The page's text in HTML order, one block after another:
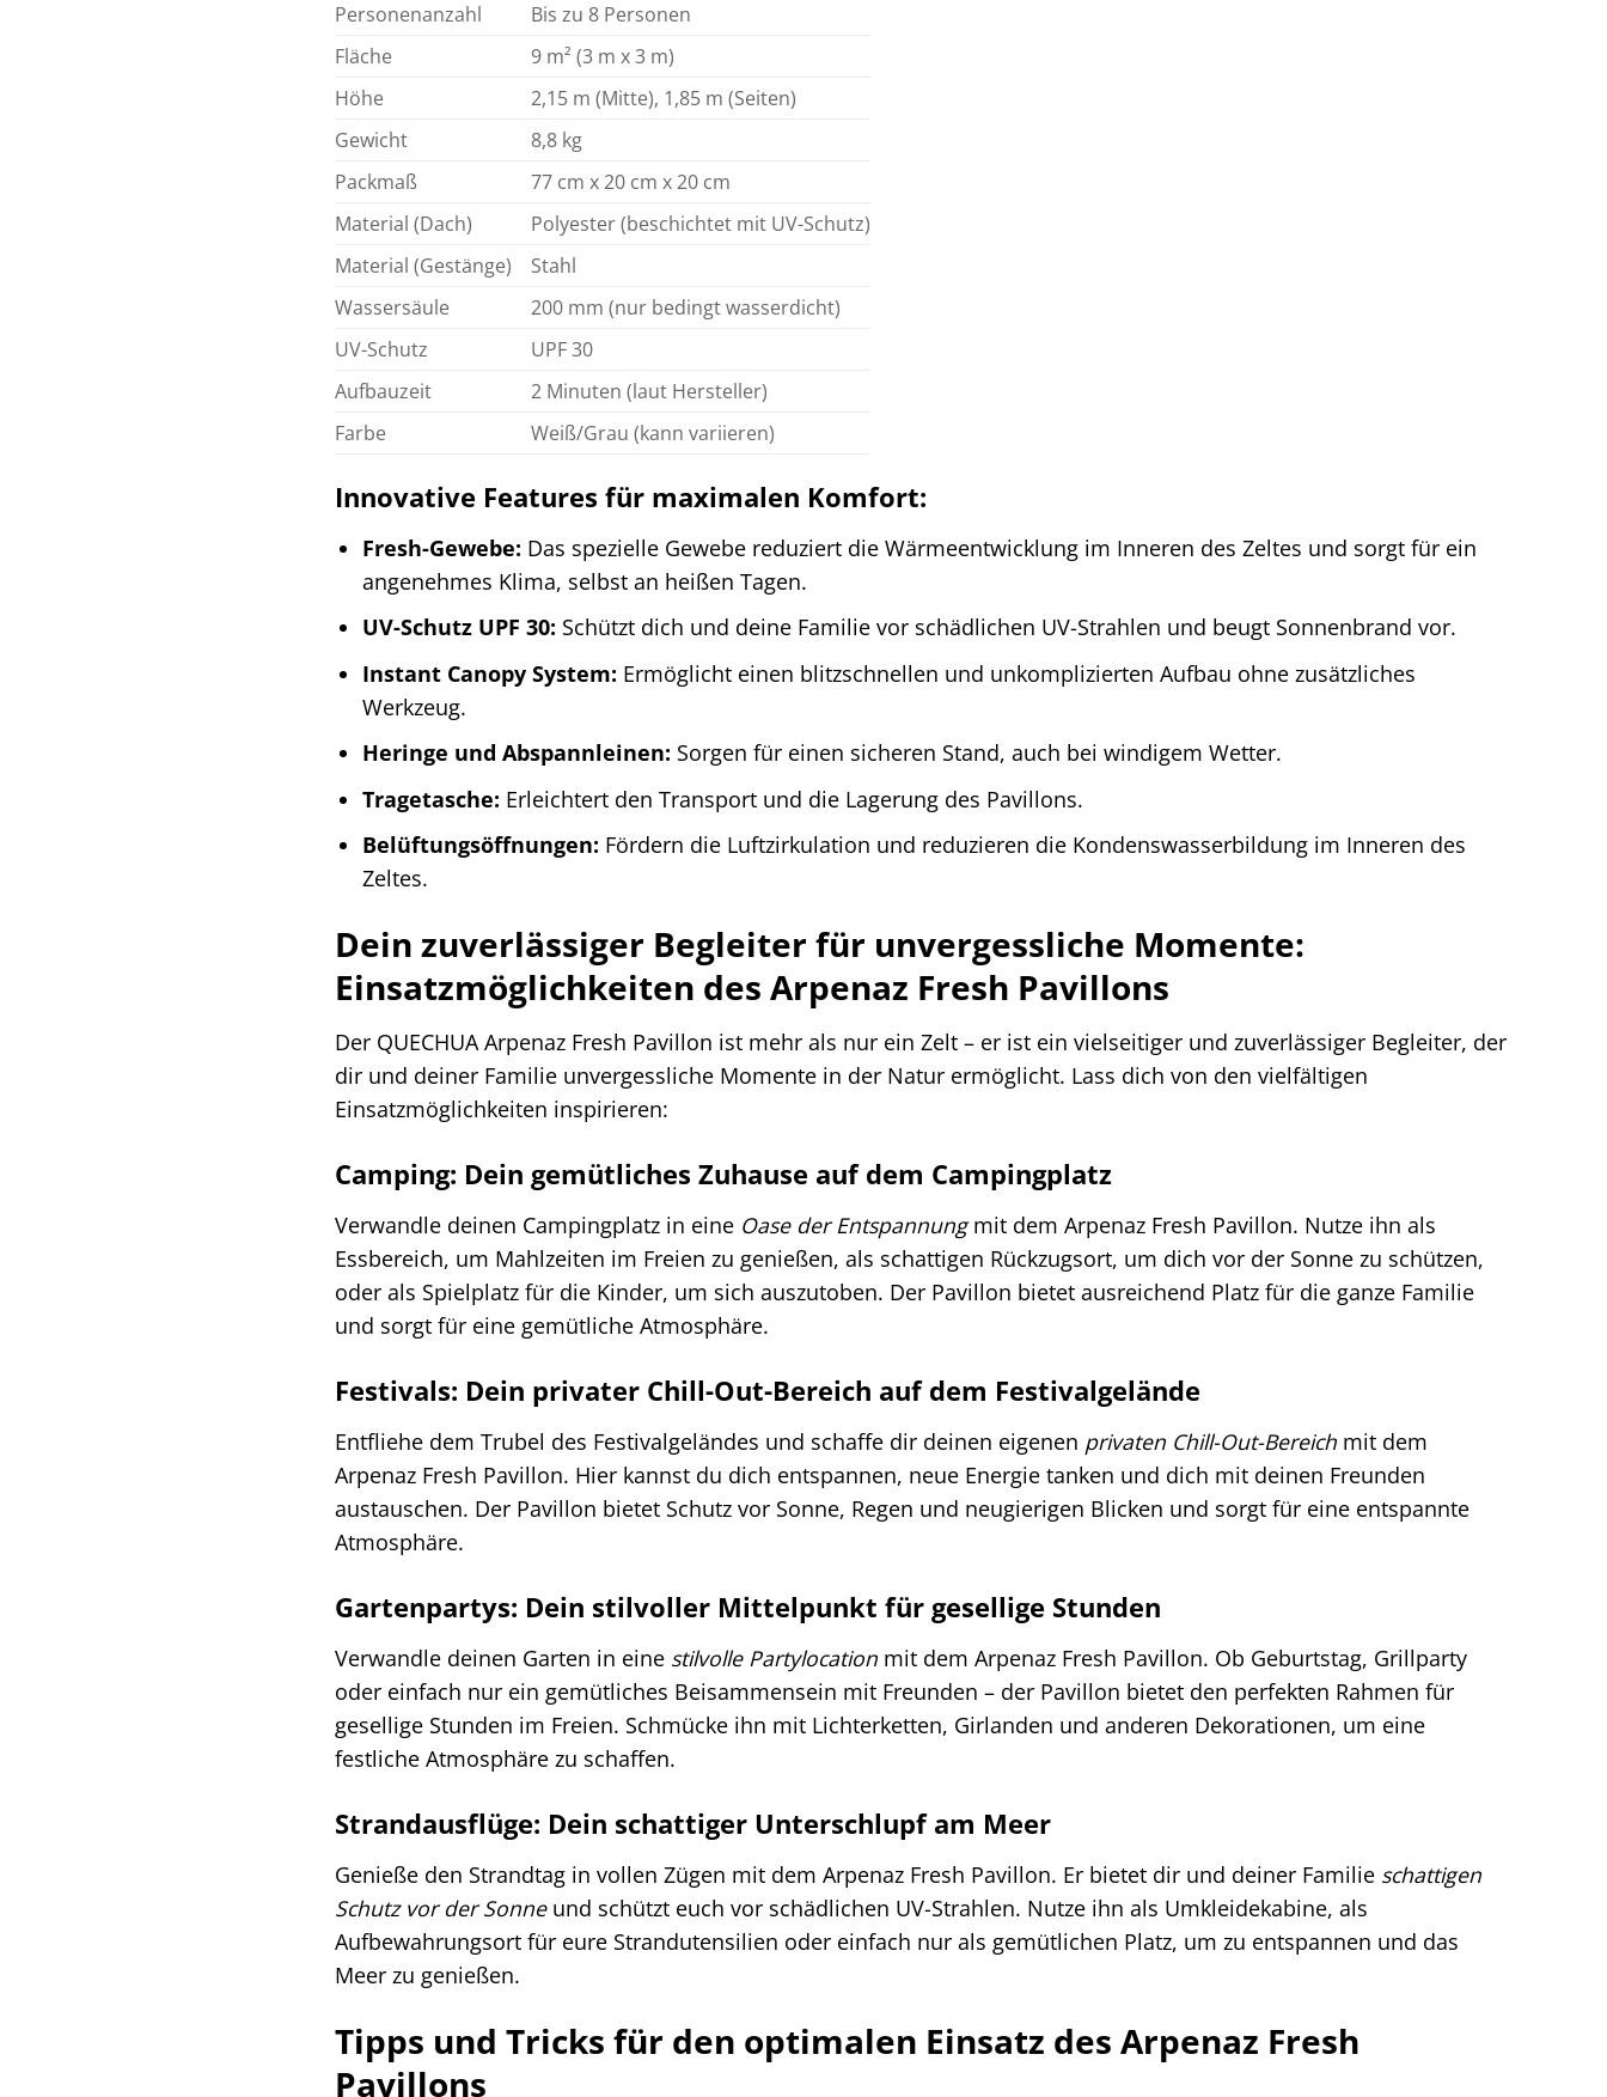
Personenanzahl
Bis zu 8 Personen
Fläche
9 m² (3 m x 3 m)
Höhe
2,15 m (Mitte), 1,85 m (Seiten)
Gewicht
8,8 kg
Packmaß
77 cm x 20 cm x 20 cm
Material (Dach)
Polyester (beschichtet mit UV-Schutz)
Material (Gestänge)
Stahl
Wassersäule
200 mm (nur bedingt wasserdicht)
UV-Schutz
UPF 30
Aufbauzeit
2 Minuten (laut Hersteller)
Farbe
Weiß/Grau (kann variieren)
Innovative Features für maximalen Komfort:
Fresh-Gewebe: Das spezielle Gewebe reduziert die Wärmeentwicklung im Inneren des Zeltes und sorgt für ein
angenehmes Klima, selbst an heißen Tagen.
UV-Schutz UPF 30: Schützt dich und deine Familie vor schädlichen UV-Strahlen und beugt Sonnenbrand vor.
Instant Canopy System: Ermöglicht einen blitzschnellen und unkomplizierten Aufbau ohne zusätzliches
Werkzeug.
Heringe und Abspannleinen: Sorgen für einen sicheren Stand, auch bei windigem Wetter.
Tragetasche: Erleichtert den Transport und die Lagerung des Pavillons.
Belüftungsöffnungen: Fördern die Luftzirkulation und reduzieren die Kondenswasserbildung im Inneren des
Zeltes.
Dein zuverlässiger Begleiter für unvergessliche Momente:
Einsatzmöglichkeiten des Arpenaz Fresh Pavillons
Der QUECHUA Arpenaz Fresh Pavillon ist mehr als nur ein Zelt – er ist ein vielseitiger und zuverlässiger Begleiter, der
dir und deiner Familie unvergessliche Momente in der Natur ermöglicht. Lass dich von den vielfältigen
Einsatzmöglichkeiten inspirieren:
Camping: Dein gemütliches Zuhause auf dem Campingplatz
Verwandle deinen Campingplatz in eine Oase der Entspannungmit dem Arpenaz Fresh Pavillon. Nutze ihn als
Essbereich, um Mahlzeiten im Freien zu genießen, als schattigen Rückzugsort, um dich vor der Sonne zu schützen,
oder als Spielplatz für die Kinder, um sich auszutoben. Der Pavillon bietet ausreichend Platz für die ganze Familie
und sorgt für eine gemütliche Atmosphäre.
Festivals: Dein privater Chill-Out-Bereich auf dem Festivalgelände
Entfliehe dem Trubel des Festivalgeländes und schaffe dir deinen eigenen privaten Chill-Out-Bereich mit dem
Arpenaz Fresh Pavillon. Hier kannst du dich entspannen, neue Energie tanken und dich mit deinen Freunden
austauschen. Der Pavillon bietet Schutz vor Sonne, Regen und neugierigen Blicken und sorgt für eine entspannte
Atmosphäre.
Gartenpartys: Dein stilvoller Mittelpunkt für gesellige Stunden
Verwandle deinen Garten in eine stilvolle Partylocation mit dem Arpenaz Fresh Pavillon. Ob Geburtstag, Grillparty
oder einfach nur ein gemütliches Beisammensein mit Freunden – der Pavillon bietet den perfekten Rahmen für
gesellige Stunden im Freien. Schmücke ihn mit Lichterketten, Girlanden und anderen Dekorationen, um eine
festliche Atmosphäre zu schaffen.
Strandausflüge: Dein schattiger Unterschlupf am Meer
Genieße den Strandtag in vollen Zügen mit dem Arpenaz Fresh Pavillon. Er bietet dir und deiner Familie schattigen
Schutz vor der Sonneund schützt euch vor schädlichen UV-Strahlen. Nutze ihn als Umkleidekabine, als
Aufbewahrungsort für eure Strandutensilien oder einfach nur als gemütlichen Platz, um zu entspannen und das
Meer zu genießen.
Tipps und Tricks für den optimalen Einsatz des Arpenaz Fresh
Pavillons